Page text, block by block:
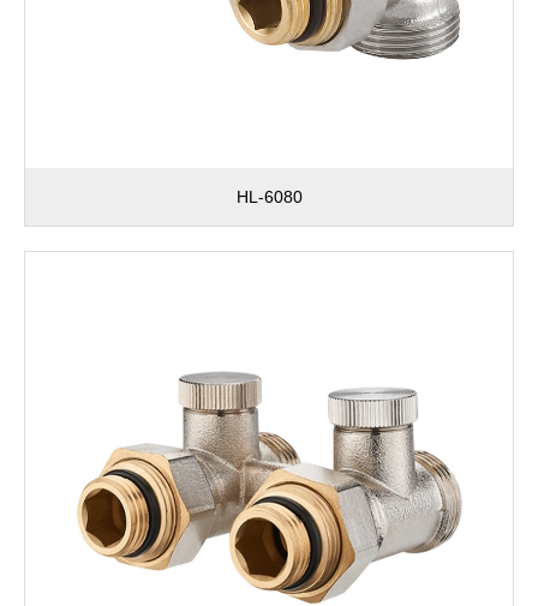
HL-6080